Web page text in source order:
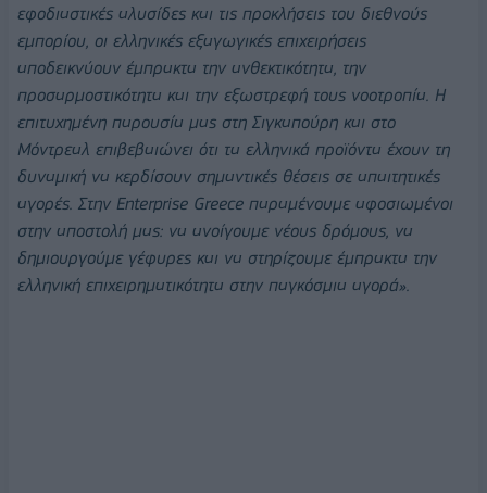
εφοδιαστικές αλυσίδες και τις προκλήσεις του διεθνούς
εμπορίου, οι ελληνικές εξαγωγικές επιχειρήσεις
αποδεικνύουν έμπρακτα την ανθεκτικότητα, την
προσαρμοστικότητα και την εξωστρεφή τους νοοτροπία. Η
επιτυχημένη παρουσία μας στη Σιγκαπούρη και στο
Μόντρεαλ επιβεβαιώνει ότι τα ελληνικά προϊόντα έχουν τη
δυναμική να κερδίσουν σημαντικές θέσεις σε απαιτητικές
αγορές. Στην Enterprise Greece παραμένουμε αφοσιωμένοι
στην αποστολή μας: να ανοίγουμε νέους δρόμους, να
δημιουργούμε γέφυρες και να στηρίζουμε έμπρακτα την
ελληνική επιχειρηματικότητα στην παγκόσμια αγορά».